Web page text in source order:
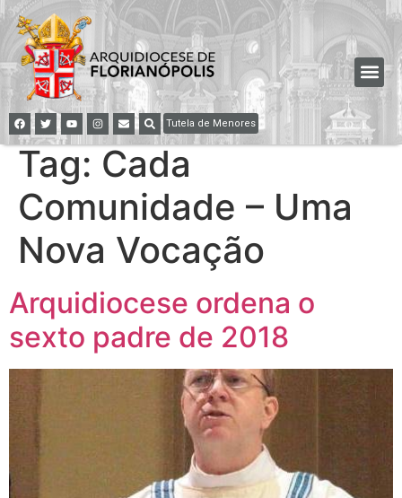
Tutela de Menores
Tag: Cada
Comunidade – Uma
Nova Vocação
Arquidiocese ordena o
sexto padre de 2018